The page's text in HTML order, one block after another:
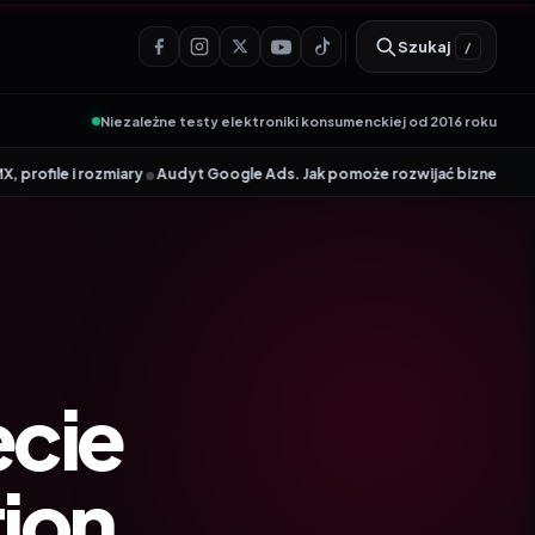
Szukaj /
Niezależne testy elektroniki konsumenckiej od 2016 roku
Audyt Google Ads. Jak pomoże rozwijać biznes?•TP-Link Archer